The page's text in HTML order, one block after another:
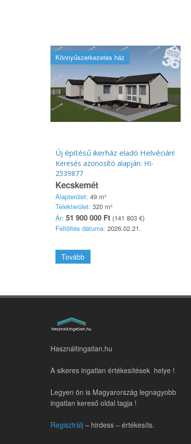
Könnyűszerkezetes ház
Új építésű ikerház eladó Helvécián!
Keresés azonosító alapján: HI-
2539877
Kecskemét
Alapterület: 49 m²
Telekterület: 320 m²
Ár: 51 900 000 Ft (141 803 €)
Feltöltés dátuma: 2026.02.21.
Tovább
Használtingatlan.hu
A sikeres ingatlan értékesítések helye !
Legyen ön is Magyarország legnagyobb
ingatlan kereső oldal tagja !
Regisztrálj – hirdess – értékesíts.